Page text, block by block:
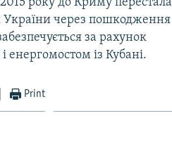
України через пошкодження
за рахунок
енергомостом із Кубані.
Print